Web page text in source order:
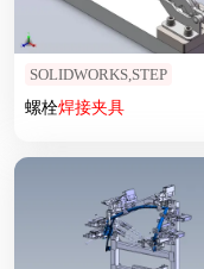
SOLIDWORKS,STEP
螺栓焊接夹具